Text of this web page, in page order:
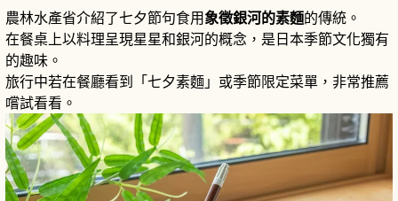
農林水產省介紹了七夕節句食用象徵銀河的素麵的傳統。
在餐桌上以料理呈現星星和銀河的概念，是日本季節文化獨有
的趣味。
旅行中若在餐廳看到「七夕素麵」或季節限定菜單，非常推薦
嚐試看看。